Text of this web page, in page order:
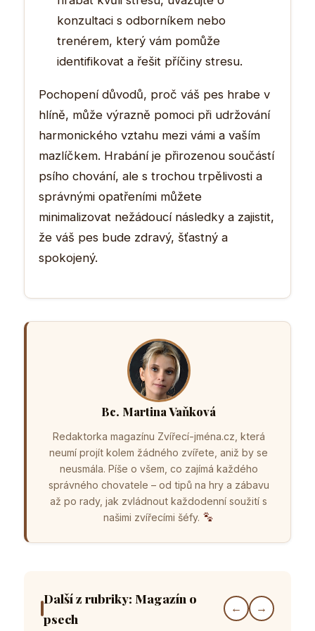
konzultaci s odborníkem nebo
trenérem, který vám pomůže
identifikovat a řešit příčiny stresu.
Pochopení důvodů, proč váš pes hrabe v
hlíně, může výrazně pomoci při udržování
harmonického vztahu mezi vámi a vaším
mazlíčkem. Hrabání je přirozenou součástí
psího chování, ale s trochou trpělivosti a
správnými opatřeními můžete
minimalizovat nežádoucí následky a zajistit,
že váš pes bude zdravý, šťastný a
spokojený.
Bc. Martina Vaňková
Redaktorka magazínu Zvířecí-jména.cz, která
neumí projít kolem žádného zvířete, aniž by se
neusmála. Píše o všem, co zajímá každého
správného chovatele – od tipů na hry a zábavu
až po rady, jak zvládnout každodenní soužití s
našimi zvířecími šéfy.
Další z rubriky: Magazín o
psech
← →